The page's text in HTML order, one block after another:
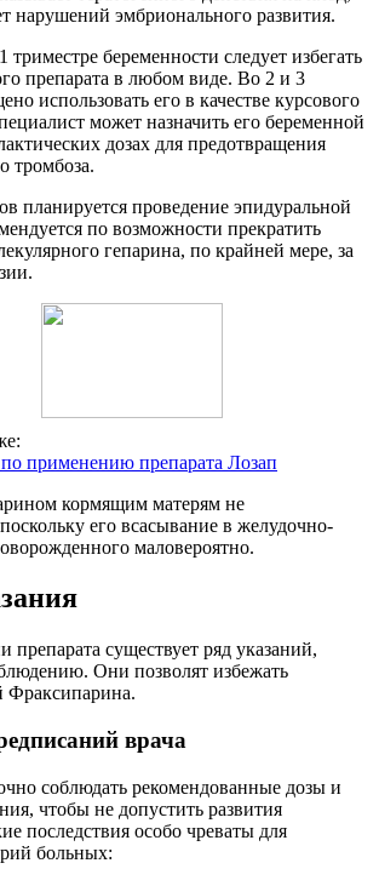
нарушений эмбрионального развития.
беременности следует избегать
препарата в любом виде. Во 2 и 3
использовать его в качестве курсового
может назначить его беременной
дозах для предотвращения
тромбоза.
планируется проведение эпидуральной
по возможности прекратить
гепарина, по крайней мере, за
применению препарата Лозап
кормящим матерям не
его всасывание в желудочно-
маловероятно.
препарата существует ряд указаний,
Они позволят избежать
Фраксипарина.
врача
соблюдать рекомендованные дозы и
чтобы не допустить развития
последствия особо чреваты для
больных: